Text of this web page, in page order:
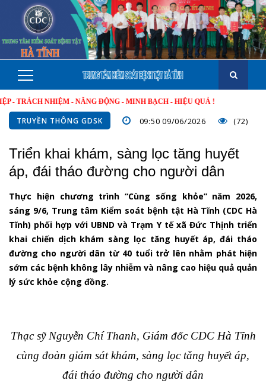
NHIỆM - NĂNG ĐỘNG - MINH BẠCH - HIỆU QUẢ !
TRUYỀN THÔNG GDSK 09:50 09/06/2026 (72)
Triển khai khám, sàng lọc tăng huyết
áp, đái tháo đường cho người dân
Thực hiện chương trình “Cùng sống khỏe” năm 2026,
sáng 9/6, Trung tâm Kiểm soát bệnh tật Hà Tĩnh (CDC Hà
Tĩnh) phối hợp với UBND và Trạm Y tế xã Đức Thịnh triển
khai chiến dịch khám sàng lọc tăng huyết áp, đái tháo
đường cho người dân từ 40 tuổi trở lên nhằm phát hiện
sớm các bệnh không lây nhiễm và nâng cao hiệu quả quản
lý sức khỏe cộng đồng.
Thạc sỹ Nguyễn Chí Thanh, Giám đốc CDC Hà Tĩnh
cùng đoàn giám sát khám, sàng lọc tăng huyết áp,
đái tháo đường cho người dân